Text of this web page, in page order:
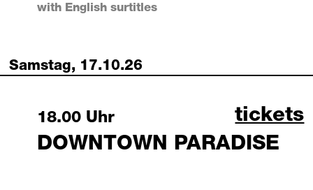
with English surtitles
Samstag, 17.10.26
Saturday, 17 October 2026
18.00 Uhr
DOWNTOWN PARADISE
tickets